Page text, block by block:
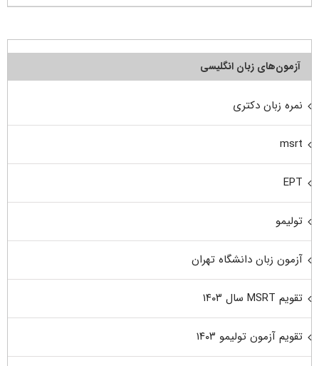
آزمون‌های زبان انگلیسی
نمره زبان دکتری
msrt
EPT
تولیمو
آزمون زبان دانشگاه تهران
تقویم MSRT سال ۱۴۰۳
تقویم آزمون تولیمو ۱۴۰۳